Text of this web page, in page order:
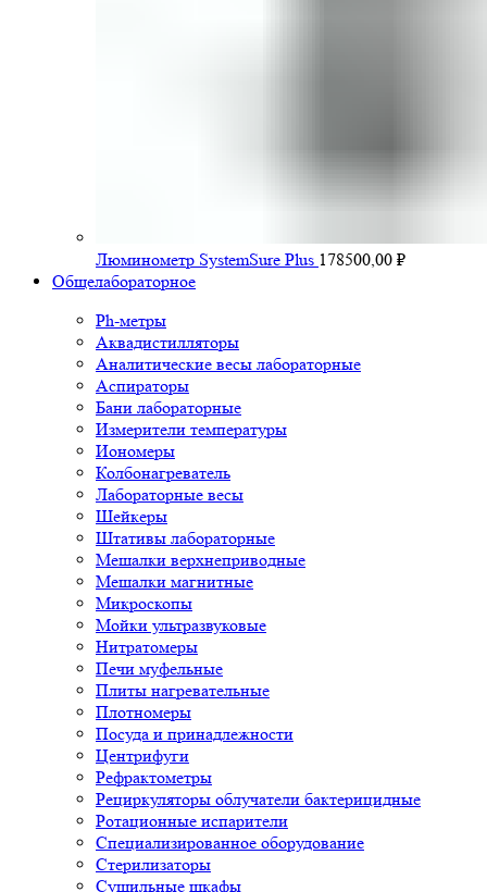
Люминометр SystemSure Plus 178500,00 ₽
Общелабораторное
Ph-метры
Аквадистилляторы
Аналитические весы лабораторные
Аспираторы
Бани лабораторные
Измерители температуры
Иономеры
Колбонагреватель
Лабораторные весы
Шейкеры
Штативы лабораторные
Мешалки верхнеприводные
Мешалки магнитные
Микроскопы
Мойки ультразвуковые
Нитратомеры
Печи муфельные
Плиты нагревательные
Плотномеры
Посуда и принадлежности
Центрифуги
Рефрактометры
Рециркуляторы облучатели бактерицидные
Ротационные испарители
Специализированное оборудование
Стерилизаторы
Сушильные шкафы